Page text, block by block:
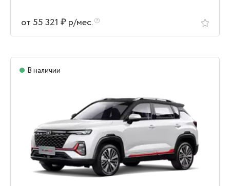
от 55 321 ₽ р/мес.
В наличии